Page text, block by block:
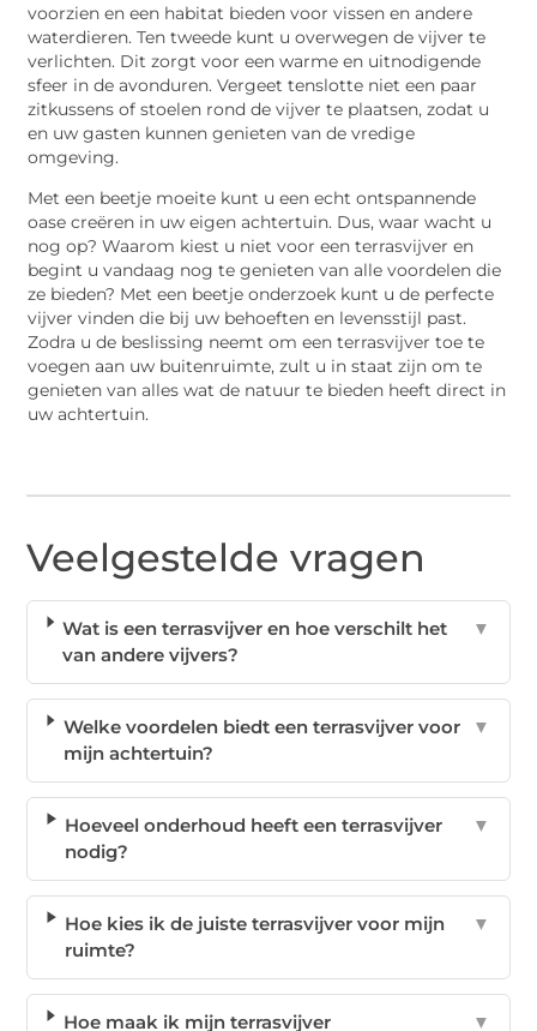
voorzien en een habitat bieden voor vissen en andere
waterdieren. Ten tweede kunt u overwegen de vijver te
verlichten. Dit zorgt voor een warme en uitnodigende
sfeer in de avonduren. Vergeet tenslotte niet een paar
zitkussens of stoelen rond de vijver te plaatsen, zodat u
en uw gasten kunnen genieten van de vredige
omgeving.
Met een beetje moeite kunt u een echt ontspannende
oase creëren in uw eigen achtertuin. Dus, waar wacht u
nog op? Waarom kiest u niet voor een terrasvijver en
begint u vandaag nog te genieten van alle voordelen die
ze bieden? Met een beetje onderzoek kunt u de perfecte
vijver vinden die bij uw behoeften en levensstijl past.
Zodra u de beslissing neemt om een terrasvijver toe te
voegen aan uw buitenruimte, zult u in staat zijn om te
genieten van alles wat de natuur te bieden heeft direct in
uw achtertuin.
Veelgestelde vragen
Wat is een terrasvijver en hoe verschilt het
van andere vijvers?
▼
Welke voordelen biedt een terrasvijver voor
mijn achtertuin?
▼
Hoeveel onderhoud heeft een terrasvijver
nodig?
▼
Hoe kies ik de juiste terrasvijver voor mijn
ruimte?
▼
Hoe maak ik mijn terrasvijver ▼